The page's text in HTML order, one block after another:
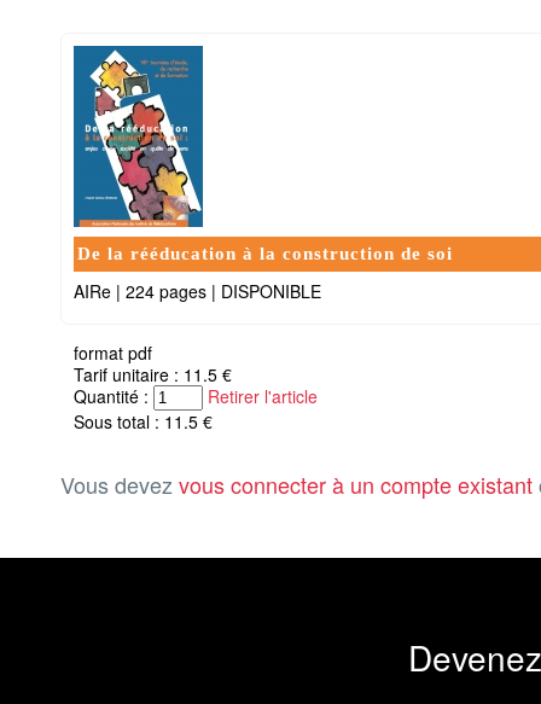
De la rééducation à la construction de soi
AIRe | 224 pages | DISPONIBLE
format pdf
Tarif unitaire : 11.5 €
Quantité :
Retirer l'article
Sous total : 11.5 €
Vous devez vous connecter à un compte existant